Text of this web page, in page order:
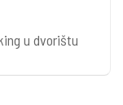
u dvorištu